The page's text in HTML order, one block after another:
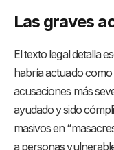
Las graves
El texto legal detalla
habría actuado
acusaciones más
ayudado y sido
masivos en
a personas